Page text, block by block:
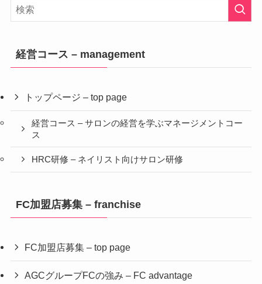
経営コース – management
トップページ – top page
経営コース – サロンの経営を学ぶマネージメントコー
ス
HRC研修 – ネイリスト向けサロン研修
FC加盟店募集 – franchise
FC加盟店募集 – top page
AGCグループFCの強み – FC advantage